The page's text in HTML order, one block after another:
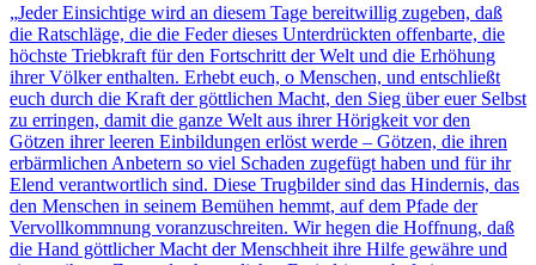
„Jeder Einsichtige wird an diesem Tage bereitwillig zugeben, daß
die Ratschläge, die die Feder dieses Unterdrückten offenbarte, die
höchste Triebkraft für den Fortschritt der Welt und die Erhöhung
ihrer Völker enthalten. Erhebt euch, o Menschen, und entschließt
euch durch die Kraft der göttlichen Macht, den Sieg über euer Selbst
zu erringen, damit die ganze Welt aus ihrer Hörigkeit vor den
Götzen ihrer leeren Einbildungen erlöst werde – Götzen, die ihren
erbärmlichen Anbetern so viel Schaden zugefügt haben und für ihr
Elend verantwortlich sind. Diese Trugbilder sind das Hindernis, das
den Menschen in seinem Bemühen hemmt, auf dem Pfade der
Vervollkommnung voranzuschreiten. Wir hegen die Hoffnung, daß
die Hand göttlicher Macht der Menschheit ihre Hilfe gewähre und